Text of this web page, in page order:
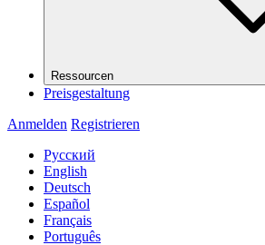
Ressourcen
Preisgestaltung
Anmelden Registrieren
Русский
English
Deutsch
Español
Français
Português